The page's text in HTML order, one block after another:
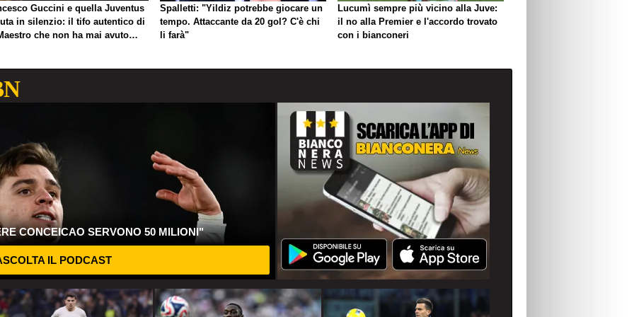
Guccini e quella Juventus
in silenzio: il tifo autentico di
che non ha mai avuto
Spalletti: "Yildiz potrebbe giocare un
tempo. Attaccante da 20 gol? C'è chi
li farà"
Lucumì sempre più vicino alla Juve:
il no alla Premier e l'accordo trovato
con i bianconeri
CONCEICAO SERVONO 50 MILIONI"
IL PODCAST